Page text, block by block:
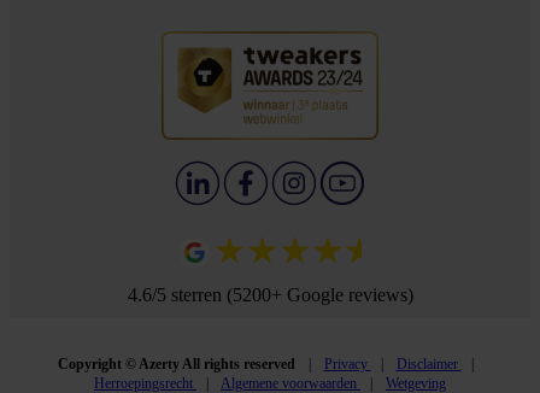
4.6/5 sterren (5200+ Google reviews)
Copyright © Azerty All rights reserved Privacy
Disclaimer
Herroepingsrecht
Algemene voorwaarden Wetgeving